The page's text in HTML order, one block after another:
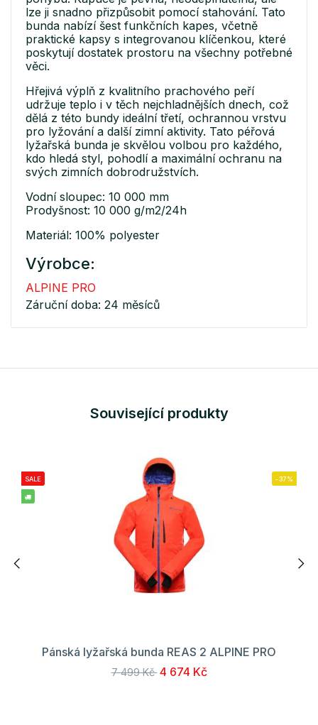
lze ji snadno přizpůsobit pomocí stahování. Tato
bunda nabízí šest funkčních kapes, včetně
praktické kapsy s integrovanou klíčenkou, které
poskytují dostatek prostoru na všechny potřebné
věci.
Hřejivá výplň z kvalitního prachového peří
udržuje teplo i v těch nejchladnějších dnech, což
dělá z této bundy ideální třetí, ochrannou vrstvu
pro lyžování a další zimní aktivity. Tato péřová
lyžařská bunda je skvělou volbou pro každého,
kdo hledá styl, pohodlí a maximální ochranu na
svých zimních dobrodružstvích.
Vodní sloupec: 10 000 mm
Prodyšnost: 10 000 g/m2/24h
Materiál: 100% polyester
Výrobce:
ALPINE PRO
Záruční doba: 24 měsíců
Související produkty
SALE -37%
Pánská lyžařská bunda REAS 2 ALPINE PRO
7 499 Kč 4 674 Kč